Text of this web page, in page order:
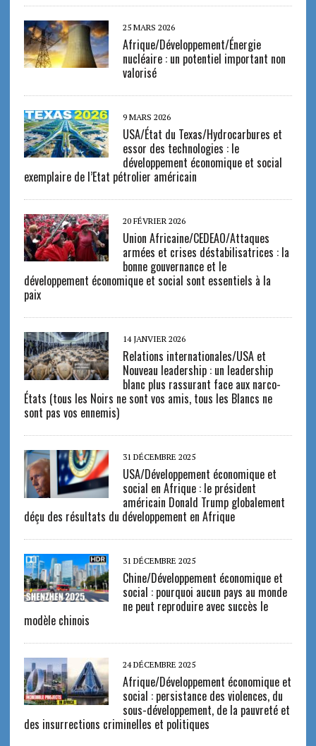
25 MARS 2026
Afrique/Développement/Énergie
nucléaire : un potentiel important non
valorisé
9 MARS 2026
USA/État du Texas/Hydrocarbures et
essor des technologies : le
développement économique et social
exemplaire de l’Etat pétrolier américain
20 FÉVRIER 2026
Union Africaine/CEDEAO/Attaques
armées et crises déstabilisatrices : la
bonne gouvernance et le
développement économique et social sont essentiels à la
paix
14 JANVIER 2026
Relations internationales/USA et
Nouveau leadership : un leadership
blanc plus rassurant face aux narco-
États (tous les Noirs ne sont vos amis, tous les Blancs ne
sont pas vos ennemis)
31 DÉCEMBRE 2025
USA/Développement économique et
social en Afrique : le président
américain Donald Trump globalement
déçu des résultats du développement en Afrique
31 DÉCEMBRE 2025
Chine/Développement économique et
social : pourquoi aucun pays au monde
ne peut reproduire avec succès le
modèle chinois
24 DÉCEMBRE 2025
Afrique/Développement économique et
social : persistance des violences, du
sous-développement, de la pauvreté et
des insurrections criminelles et politiques